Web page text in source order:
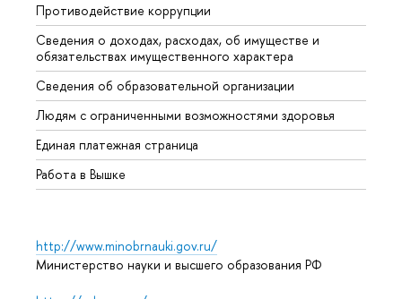
Противодействие коррупции
Сведения о доходах, расходах, об имуществе и
обязательствах имущественного характера
Сведения об образовательной организации
Людям с ограниченными возможностями здоровья
Единая платежная страница
Работа в Вышке
http://www.minobrnauki.gov.ru/
Министерство науки и высшего образования РФ